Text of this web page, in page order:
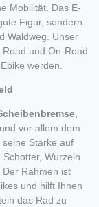
Mobilität. Das E-
Figur, sondern
Waldweg. Unser
und On-Road
werden.
,
vor allem dem
Stärke auf
Wurzeln
Rahmen ist
und hilft Ihnen
das Rad zu